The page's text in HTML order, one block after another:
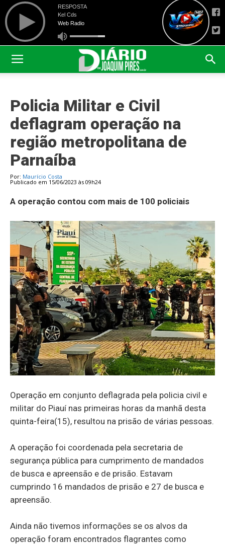
Policia Militar e Civil
deflagram operação na
região metropolitana de
Parnaíba
Por: Maurício Costa
Publicado em 15/06/2023 às 09h24
A operação contou com mais de 100 policiais
Operação em conjunto deflagrada pela policia civil e
militar do Piauí nas primeiras horas da manhã desta
quinta-feira(15), resultou na prisão de várias pessoas.
A operação foi coordenada pela secretaria de
segurança pública para cumprimento de mandados
de busca e apreensão e de prisão. Estavam
cumprindo 16 mandados de prisão e 27 de busca e
apreensão.
Ainda não tivemos informações se os alvos da
operação foram encontrados flagrantes como